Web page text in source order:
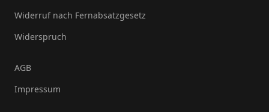
Widerruf nach Fernabsatzgesetz
Widerspruch
AGB
Impressum